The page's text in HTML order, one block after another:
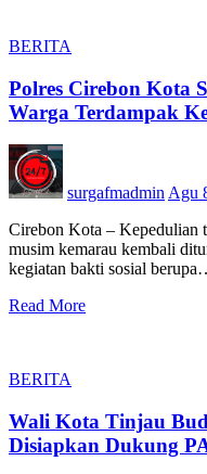
BERITA
Polres Cirebon Kota
Warga Terdampak
surgafmadmin Agu
Cirebon Kota – Kepedulian
musim kemarau kembali
kegiatan bakti sosial
Read More
BERITA
Wali Kota Tinjau
Disiapkan Dukung